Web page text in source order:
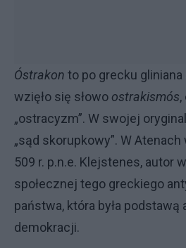
Óstrakon to po grecku gliniana
wzięło się słowo ostrakismós
„ostracyzm”. W swojej
„sąd skorupkowy”. W Atenach
509 r. p.n.e. Klejstenes, autor
społecznej tego greckiego
państwa, która była podstawą
demokracji.